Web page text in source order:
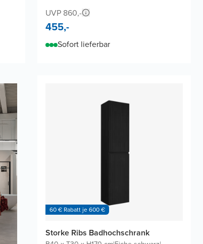
UVP 860,-
455,-
Sofort lieferbar
60 € Rabatt je 600 €
Storke Ribs Badhochschrank